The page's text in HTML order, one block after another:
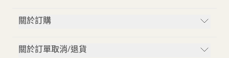
關於訂購
關於訂單取消/退貨